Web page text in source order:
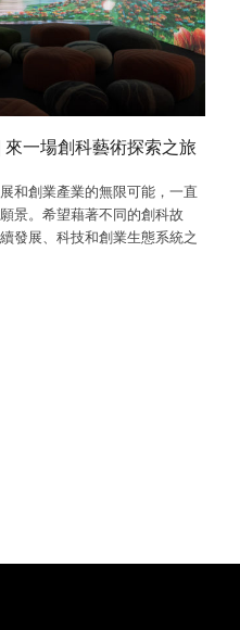
一場創科藝術探索之旅
和創業產業的無限可能，一直
景。希望藉著不同的創科故
發展、科技和創業生態系統之